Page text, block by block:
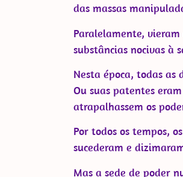
das massas
Paralelamente,
substâncias nocivas à
Nesta época, todas
Ou suas patentes
atrapalhassem os
Por todos os tempos,
sucederam e
Mas a sede de poder